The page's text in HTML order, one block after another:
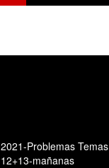
2021-Problemas Temas
12+13-mañanas